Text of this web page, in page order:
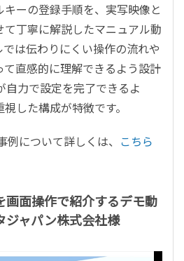
ーの登録手順を、実写映像と
丁寧に解説したマニュアル動
は伝わりにくい操作の流れや
直感的に理解できるよう設計
自力で設定を完了できるよ
した構成が特徴です。
について詳しくは、 こちら
画面操作で紹介するデモ動
ジャパン株式会社様